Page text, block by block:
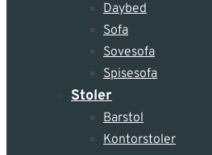
Daybed
Sofa
Sovesofa
Spisesofa
Stoler
Barstol
Kontorstoler